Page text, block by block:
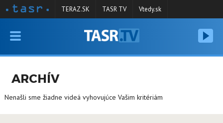
VYSIELANIE
SPRAVODAJSTVO
KONTAKT
TERAZ.SK TASR TV Vtedy.sk
ARCHÍV
Nenašli sme žiadne videá vyhovujúce Vašim kritériám